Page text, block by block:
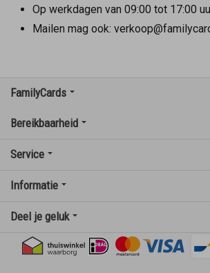
Op werkdagen van 09:00 tot 17:00
Mailen mag ook:
FamilyCards
Bereikbaarheid
Service
Informatie
Deel je geluk